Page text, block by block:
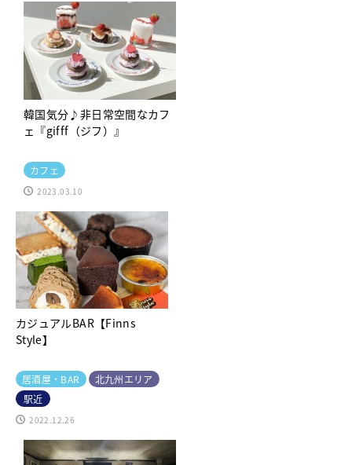
韓国気分♪非日常空間なカフ
ェ『gifff（ジフ）』
カフェ
2023.03.10
カジュアルBAR【Finns
Style】
居酒屋・BAR
北九州エリア
駅近
2022.12.26